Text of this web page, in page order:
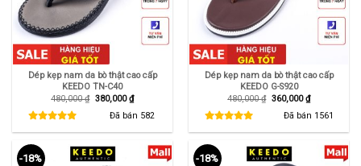
Dép kẹp nam da bò thật cao cấp
KEEDO TN-C40
480,000₫ Giá
480,000 ₫.
380,000₫Giá
hiện
tại
là:
380,000 ₫.
Đã bán 582
Dép kẹp nam da bò thật cao cấp
KEEDO G-S920
480,000₫ Giá
480,000 ₫.
360,000₫Giá
hiện
tại
là:
360,000 ₫.
Đã bán 1561
-18% -18%